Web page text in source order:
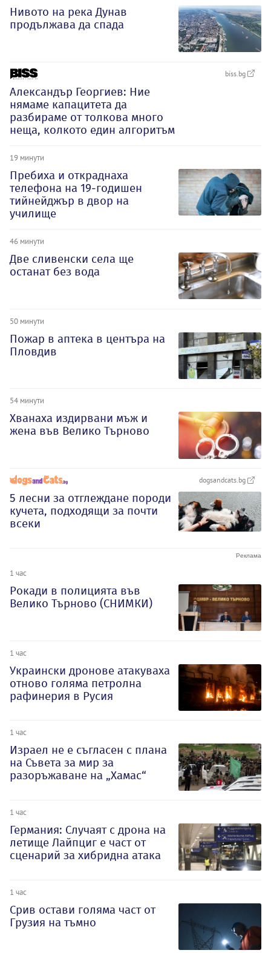
Нивото на река Дунав
продължава да спада
biss.bg
Александър Георгиев: Ние
нямаме капацитета да
разбираме от толкова много
неща, колкото един алгоритъм
19 минути
Пребиха и откраднаха
телефона на 19-годишен
тийнейджър в двор на
училище
46 минути
Две сливенски села ще
останат без вода
50 минути
Пожар в аптека в центъра на
Пловдив
54 минути
Хванаха издирвани мъж и
жена във Велико Търново
dogsandcats.bg
5 лесни за отглеждане породи
кучета, подходящи за почти
всеки
1 час
Рокади в полицията във
Велико Търново (СНИМКИ)
1 час
Украински дронове атакуваха
отново голяма петролна
рафинерия в Русия
1 час
Израел не е съгласен с плана
на Съвета за мир за
разоръжаване на „Хамас“
1 час
Германия: Случаят с дрона на
летище Лайпциг е част от
сценарий за хибридна атака
1 час
Срив остави голяма част от
Грузия на тъмно